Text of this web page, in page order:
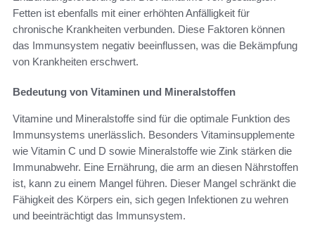
Fetten ist ebenfalls mit einer erhöhten Anfälligkeit für
chronische Krankheiten verbunden. Diese Faktoren können
das Immunsystem negativ beeinflussen, was die Bekämpfung
von Krankheiten erschwert.
Bedeutung von Vitaminen und Mineralstoffen
Vitamine und Mineralstoffe sind für die optimale Funktion des
Immunsystems unerlässlich. Besonders Vitaminsupplemente
wie Vitamin C und D sowie Mineralstoffe wie Zink stärken die
Immunabwehr. Eine Ernährung, die arm an diesen Nährstoffen
ist, kann zu einem Mangel führen. Dieser Mangel schränkt die
Fähigkeit des Körpers ein, sich gegen Infektionen zu wehren
und beeinträchtigt das Immunsystem.